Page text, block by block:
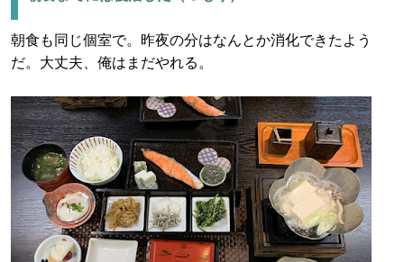
朝食も同じ個室で。昨夜の分はなんとか消化できたよう
だ。大丈夫、俺はまだやれる。